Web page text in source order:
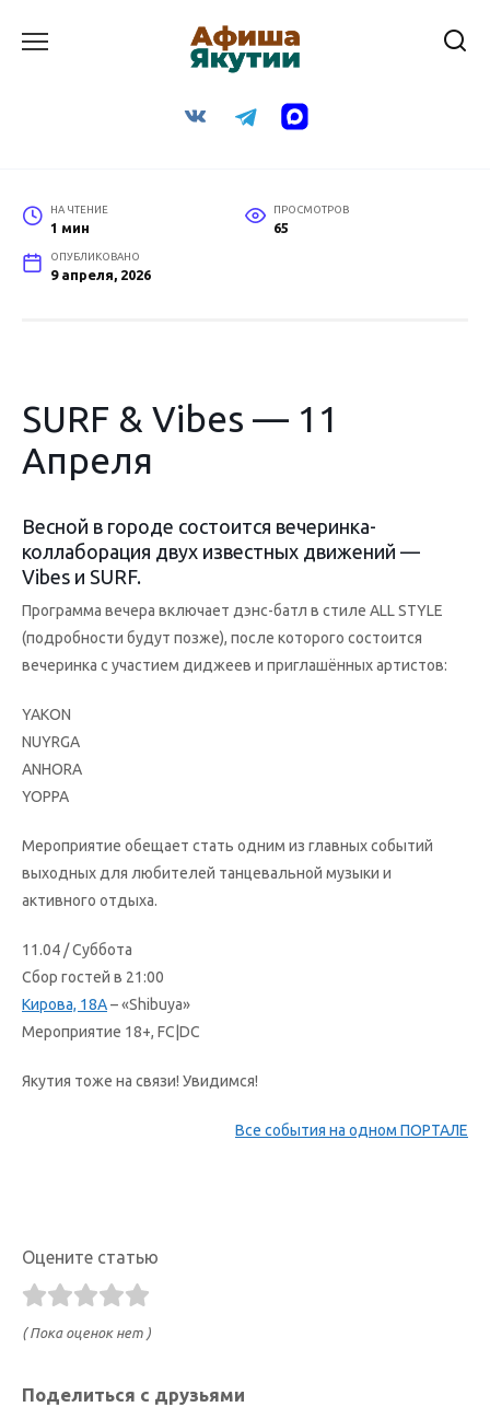
НА ЧТЕНИЕ
1 мин
ПРОСМОТРОВ
65
ОПУБЛИКОВАНО
9 апреля, 2026
SURF & Vibes — 11
Апреля
Весной в городе состоится вечеринка-
коллаборация двух известных движений —
Vibes и SURF.
Программа вечера включает дэнс-батл в стиле ALL STYLE
(подробности будут позже), после которого состоится
вечеринка с участием диджеев и приглашённых артистов:
YAKON
NUYRGA
ANHORA
YOPPA
Мероприятие обещает стать одним из главных событий
выходных для любителей танцевальной музыки и
активного отдыха.
11.04 / Суббота
Сбор гостей в 21:00
Кирова, 18А– «Shibuya»
Мероприятие 18+, FC|DC
Якутия тоже на связи! Увидимся!
Все события на одном ПОРТАЛЕ
Оцените статью
( Пока оценок нет )
Поделиться с друзьями